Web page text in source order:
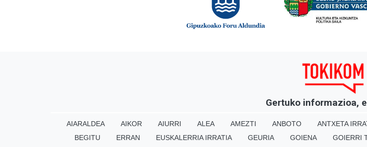
Gertuko informazioa,
AIARALDEA AIKOR AIURRI ALEA AMEZTI ANBOTO ANTXETA
BEGITU
ERRAN EUSKALERRIA IRRATIA GEURIA GOIENA GOIERRI